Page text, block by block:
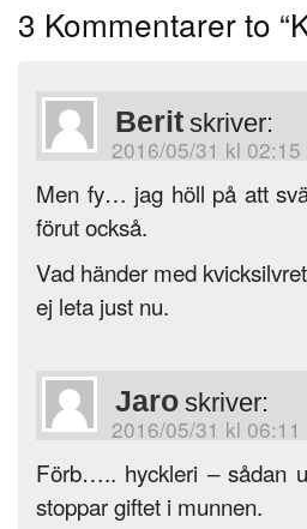
3 Kommentarer to
Berit skriver:
2016/05/31 kl 02:15
Men fy… jag höll på att
förut också.
Vad händer med
ej leta just nu.
Jaro skriver:
2016/05/31 kl 06:11
Förb….. hyckleri – sådan
stoppar giftet i munnen.